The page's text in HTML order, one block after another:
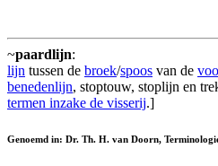
~paardlijn:
lijn tussen de broek/spoos van de
benedenlijn, stoptouw, stoplijn en
termen inzake de visserij.]
Genoemd in: Dr. Th. H. van Doorn,